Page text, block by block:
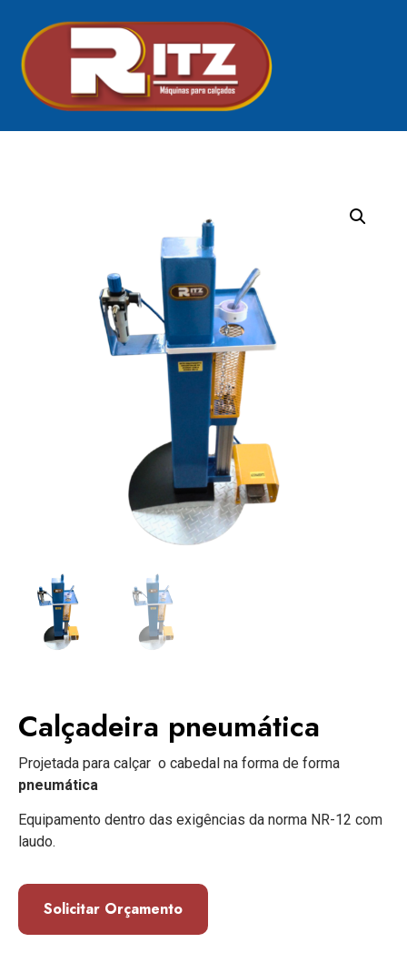
Calçadeira pneumática
Projetada para calçar o cabedal na forma de forma
pneumática
Equipamento dentro das exigências da norma NR-12 com
laudo.
Solicitar Orçamento